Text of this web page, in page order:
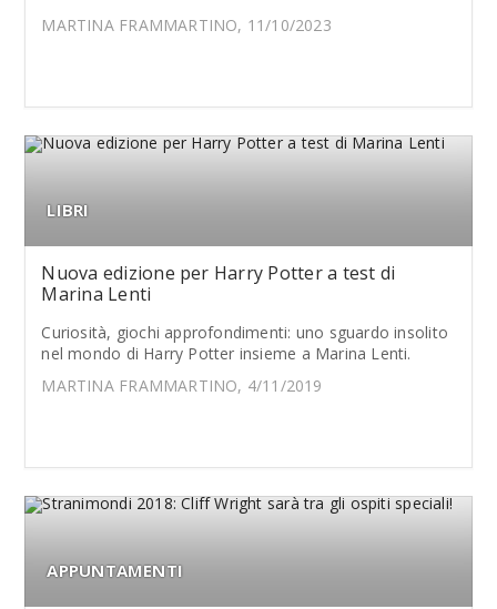
MARTINA FRAMMARTINO, 11/10/2023
LIBRI
Nuova edizione per Harry Potter a test di
Marina Lenti
Curiosità, giochi approfondimenti: uno sguardo insolito
nel mondo di Harry Potter insieme a Marina Lenti.
MARTINA FRAMMARTINO, 4/11/2019
APPUNTAMENTI